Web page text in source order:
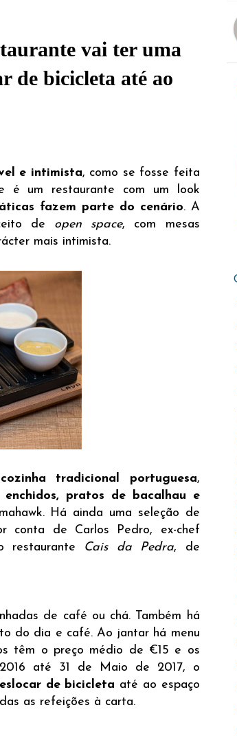
vai ter uma
de bicicleta até ao
e intimista, como se fosse feita
é um restaurante com um look
fazem parte do cenário. A
de open space, com mesas
mais intimista.
cozinha tradicional portuguesa,
enchidos, pratos de bacalhau e
Há ainda uma seleção de
conta de Carlos Pedro, ex-chef
restaurante Cais da Pedra, de
de café ou chá. Também há
do dia e café. Ao jantar há menu
têm o preço médio de €15 e os
até 31 de Maio de 2017, o
de bicicleta até ao espaço
as refeições à carta.